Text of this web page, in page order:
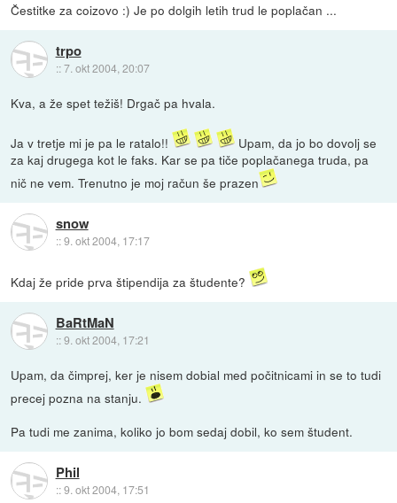
Čestitke za coizovo :) Je po dolgih letih trud le poplačan ...
trpo
::7. okt 2004, 20:07
Kva, a že spet težiš! Drgač pa hvala.
Ja v tretje mi je pa le ratalo!!
Upam, da jo bo dovolj se
za kaj drugega kot le faks. Kar se pa tiče poplačanega truda, pa
nič ne vem. Trenutno je moj račun še prazen
snow
::9. okt 2004, 17:17
Kdaj že pride prva štipendija za študente?
BaRtMaN
::9. okt 2004, 17:21
Upam, da čimprej, ker je nisem dobial med počitnicami in se to tudi
precej pozna na stanju.
Pa tudi me zanima, koliko jo bom sedaj dobil, ko sem študent.
Phil
::9. okt 2004, 17:51